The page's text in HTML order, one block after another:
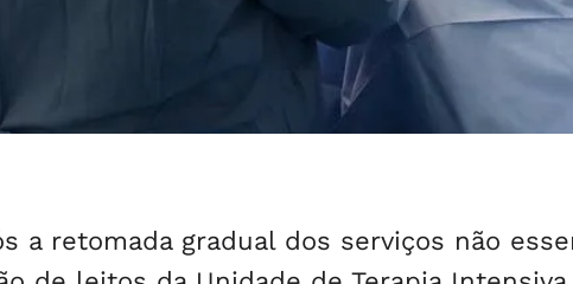
a retomada gradual dos serviços não